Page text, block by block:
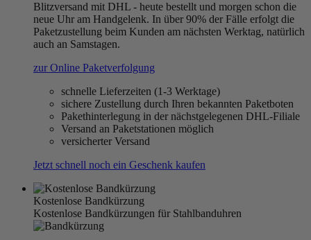
Blitzversand mit DHL - heute bestellt und morgen schon die
neue Uhr am Handgelenk. In über 90% der Fälle erfolgt die
Paketzustellung beim Kunden am nächsten Werktag, natürlich
auch an Samstagen.
zur Online Paketverfolgung
schnelle Lieferzeiten (1-3 Werktage)
sichere Zustellung durch Ihren bekannten Paketboten
Pakethinterlegung in der nächstgelegenen DHL-Filiale
Versand an Paketstationen möglich
versicherter Versand
Jetzt schnell noch ein Geschenk kaufen
Kostenlose Bandkürzung
Kostenlose Bandkürzungen für Stahlbanduhren